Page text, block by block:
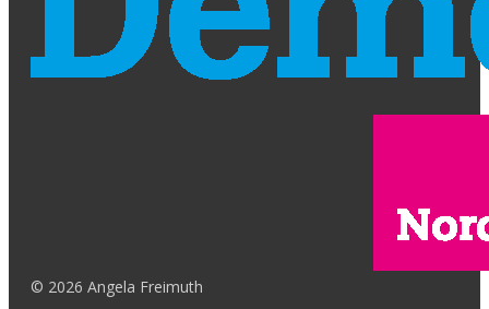
© 2026 Angela Freimuth